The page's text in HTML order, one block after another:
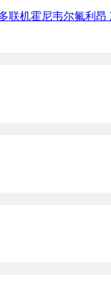
联机霍尼韦尔氟利昂